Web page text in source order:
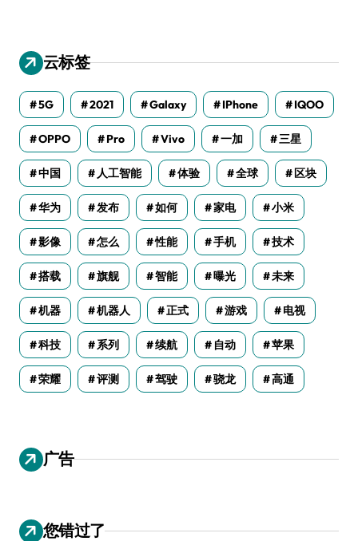
云标签
5G 2021 Galaxy IPhone IQOO
OPPO Pro Vivo 一加 三星
中国 人工智能 体验 全球 区块
华为 发布 如何 家电 小米
影像 怎么 性能 手机 技术
搭载 旗舰 智能 曝光 未来
机器 机器人 正式 游戏 电视
科技 系列 续航 自动 苹果
荣耀 评测 驾驶 骁龙 高通
广告
您错过了